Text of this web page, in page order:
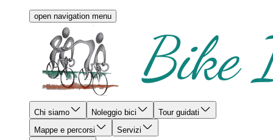
open navigation menu
Chi siamo Noleggio bici
Tour guidati
Mappe e percorsi
Servizi